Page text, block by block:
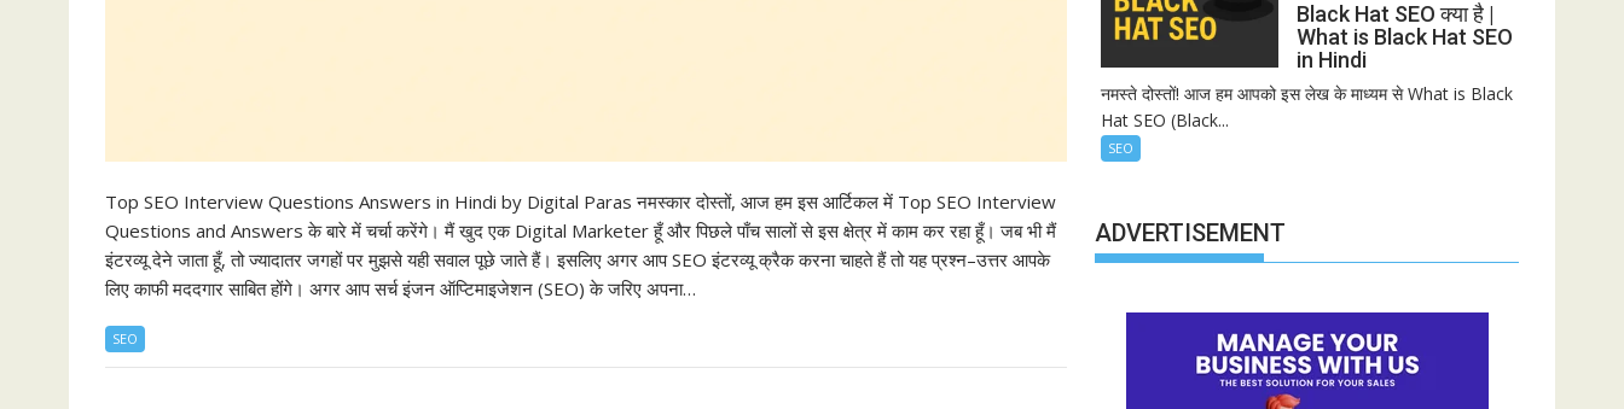
Top SEO Interview Questions Answers in Hindi by Digital Paras नमस्कार दोस्तों, आज हम इस आर्टिकल में Top SEO Interview
Questions and Answers के बारे में चर्चा करेंगे। मैं खुद एक Digital Marketer हूँ और पिछले पाँच सालों से इस क्षेत्र में काम कर रहा हूँ। जब भी मैं
इंटरव्यू देने जाता हूँ, तो ज्यादातर जगहों पर मुझसे यही सवाल पूछे जाते हैं। इसलिए अगर आप SEO इंटरव्यू क्रैक करना चाहते हैं तो यह प्रश्न–उत्तर आपके
लिए काफी मददगार साबित होंगे। अगर आप सर्च इंजन ऑप्टिमाइजेशन (SEO) के जरिए अपना…
SEO
Black Hat SEO क्या है |
What is Black Hat SEO
in Hindi
नमस्ते दोस्तों! आज हम आपको इस लेख के माध्यम से What is Black
Hat SEO (Black...
SEO
ADVERTISEMENT